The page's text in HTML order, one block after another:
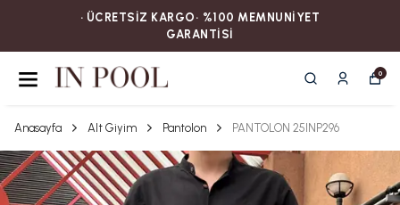
• ÜCRETSİZ KARGOㅤ‎‎‎‎‎‎‎‎• %100 MEMNUNİYET
GARANTİSİ
0
Anasayfa Alt Giyim Pantolon PANTOLON 25INP296